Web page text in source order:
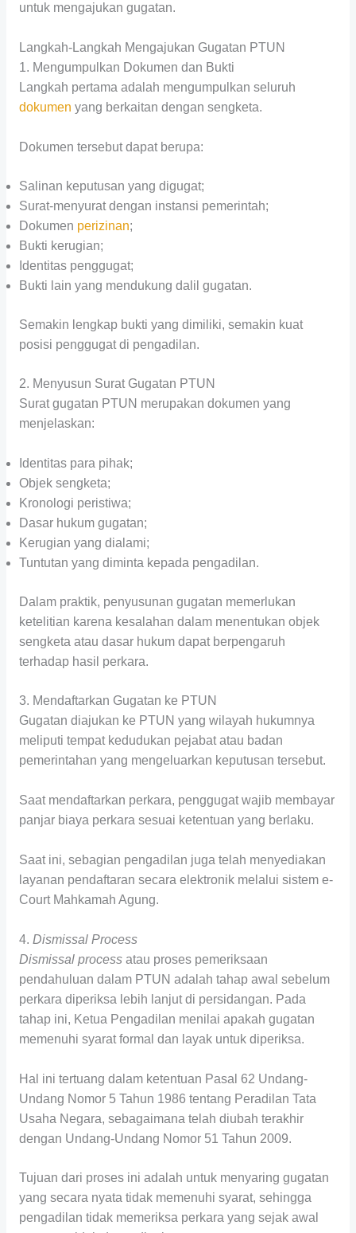
untuk mengajukan gugatan.
Langkah-Langkah Mengajukan Gugatan PTUN
1. Mengumpulkan Dokumen dan Bukti
Langkah pertama adalah mengumpulkan seluruh
dokumen yang berkaitan dengan sengketa.
Dokumen tersebut dapat berupa:
Salinan keputusan yang digugat;
Surat-menyurat dengan instansi pemerintah;
Dokumen perizinan;
Bukti kerugian;
Identitas penggugat;
Bukti lain yang mendukung dalil gugatan.
Semakin lengkap bukti yang dimiliki, semakin kuat
posisi penggugat di pengadilan.
2. Menyusun Surat Gugatan PTUN
Surat gugatan PTUN merupakan dokumen yang
menjelaskan:
Identitas para pihak;
Objek sengketa;
Kronologi peristiwa;
Dasar hukum gugatan;
Kerugian yang dialami;
Tuntutan yang diminta kepada pengadilan.
Dalam praktik, penyusunan gugatan memerlukan
ketelitian karena kesalahan dalam menentukan objek
sengketa atau dasar hukum dapat berpengaruh
terhadap hasil perkara.
3. Mendaftarkan Gugatan ke PTUN
Gugatan diajukan ke PTUN yang wilayah hukumnya
meliputi tempat kedudukan pejabat atau badan
pemerintahan yang mengeluarkan keputusan tersebut.
Saat mendaftarkan perkara, penggugat wajib membayar
panjar biaya perkara sesuai ketentuan yang berlaku.
Saat ini, sebagian pengadilan juga telah menyediakan
layanan pendaftaran secara elektronik melalui sistem e-
Court Mahkamah Agung.
4. Dismissal Process
Dismissal processatau proses pemeriksaan
pendahuluan dalam PTUN adalah tahap awal sebelum
perkara diperiksa lebih lanjut di persidangan. Pada
tahap ini, Ketua Pengadilan menilai apakah gugatan
memenuhi syarat formal dan layak untuk diperiksa.
Hal ini tertuang dalam ketentuan Pasal 62 Undang-
Undang Nomor 5 Tahun 1986 tentang Peradilan Tata
Usaha Negara, sebagaimana telah diubah terakhir
dengan Undang-Undang Nomor 51 Tahun 2009.
Tujuan dari proses ini adalah untuk menyaring gugatan
yang secara nyata tidak memenuhi syarat, sehingga
pengadilan tidak memeriksa perkara yang sejak awal